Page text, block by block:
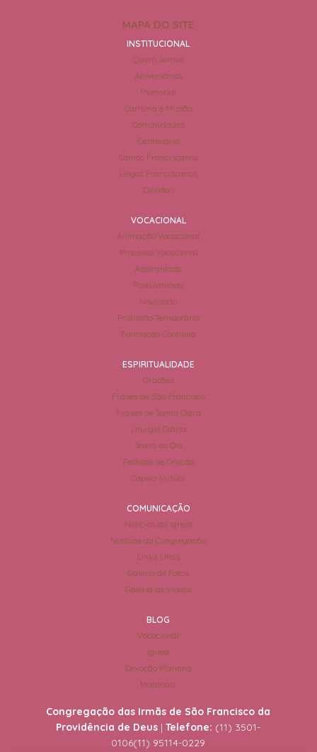
MAPA DO SITE
INSTITUCIONAL
Quem Somos
Aniversários
Memorial
Carisma e Missão
Comunidades
Centenário
Santos Franciscanos
Leigos Franciscanos
Dúvidas
VOCACIONAL
Animação Vocacional
Processo Vocacional
Aspirantado
Postulantado
Noviciado
Profissão Temporária
Formação Contínua
ESPIRITUALIDADE
Orações
Frases de São Francisco
Frases de Santa Clara
Liturgia Diária
Santo do Dia
Pedidos de Oração
Capela Virtual
COMUNICAÇÃO
Notícias da Igreja
Notícias da Congregação
Links Úteis
Galeria de Fotos
Galeria de Vídeos
BLOG
Vocacional
Igreja
Devoção Mariana
Materiais
Congregação das Irmãs de São Francisco da
Providência de Deus |Telefone: (11) 3501-
0106(11) 95114-0229